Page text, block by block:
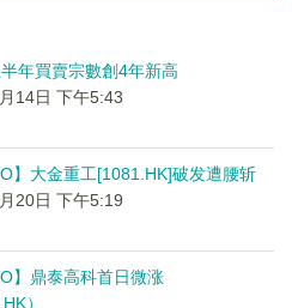
年買賣宗數創4年新高
14日 下午5:43
】大金重工[1081.HK]破发遭腰斩
20日 下午5:19
】鼎泰高科首日微涨
）